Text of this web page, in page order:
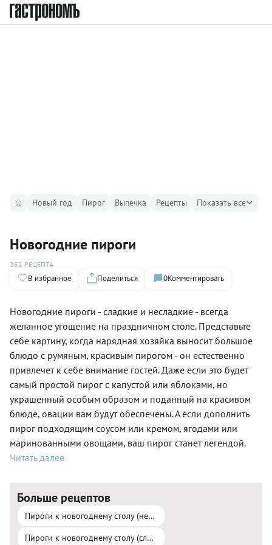
Новый год Пирог Выпечка Рецепты Показать все
Новогодние пироги
252 РЕЦЕПТА
В избранное Поделиться 0Комментировать
Новогодние пироги - сладкие и несладкие - всегда
желанное угощение на праздничном столе. Представьте
себе картину, когда нарядная хозяйка выносит большое
блюдо с румяным, красивым пирогом - он естественно
привлечет к себе внимание гостей. Даже если это будет
самый простой пирог с капустой или яблоками, но
украшенный особым образом и поданный на красивом
блюде, овации вам будут обеспечены. А если дополнить
пирог подходящим соусом или кремом, ягодами или
маринованными овощами, ваш пирог станет легендой.
Читать далее
Больше рецептов
Пироги к новогоднему столу (несладкие)
Пироги к новогоднему столу (сладкие)